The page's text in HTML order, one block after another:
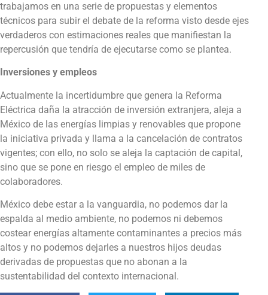
trabajamos en una serie de propuestas y elementos
técnicos para subir el debate de la reforma visto desde ejes
verdaderos con estimaciones reales que manifiestan la
repercusión que tendría de ejecutarse como se plantea.
Inversiones y empleos
Actualmente la incertidumbre que genera la Reforma
Eléctrica daña la atracción de inversión extranjera, aleja a
México de las energías limpias y renovables que propone
la iniciativa privada y llama a la cancelación de contratos
vigentes; con ello, no solo se aleja la captación de capital,
sino que se pone en riesgo el empleo de miles de
colaboradores.
México debe estar a la vanguardia, no podemos dar la
espalda al medio ambiente, no podemos ni debemos
costear energías altamente contaminantes a precios más
altos y no podemos dejarles a nuestros hijos deudas
derivadas de propuestas que no abonan a la
sustentabilidad del contexto internacional.